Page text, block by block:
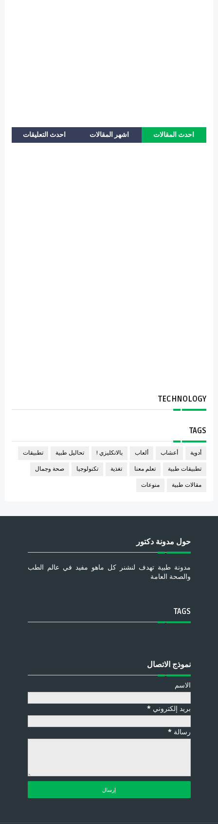
احدث المقالات اشهر المقالات احدث التعليقات
TECHNOLOGY
TAGS
أدوية أعشاب ألعاب بالانكليزي ! تحاليل طبية تطبيقات
تطبيقات طبية تعلم معنا تغذية تكنولوجيا صحة وجمال
مقالات طبية منوعات
حول مدونة دكتور
مدونة طبية تهدف لنشنر كل ماهو مفيد في عالم الطب
والصحة العامة
TAGS
نموذج الاتصال
الاسم
بريد إلكتروني *
رسالة *